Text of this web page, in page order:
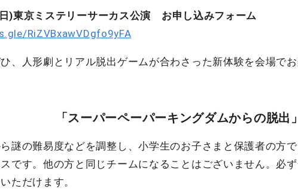
)東京ミステリーサーカス公演 お申し込みフォーム
RiZVBxawVDgfo9yFA
、人形劇とリアル脱出ゲームが合わさった新体験を会場で
「スーパーペーパーキングダムからの脱出
謎の難易度などを調整し、小学生のお子さまと保護者の方
です。他の方と同じチームになることはございません。必
ただけます。